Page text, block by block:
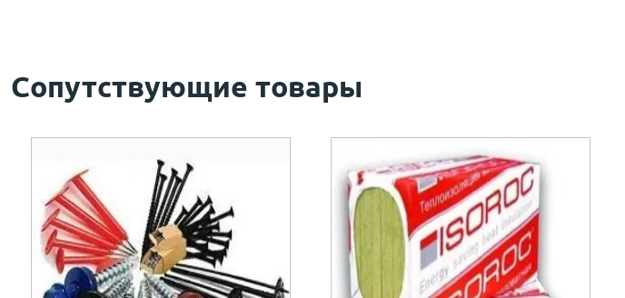
Сопутствующие товары